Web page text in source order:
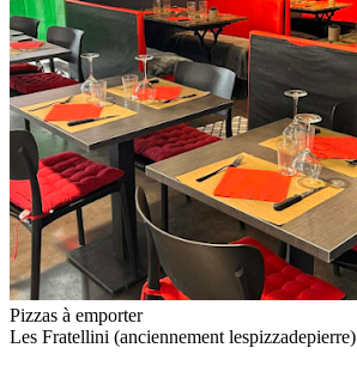
Pizzas à emporter
Les Fratellini (anciennement lespizzadepierre)